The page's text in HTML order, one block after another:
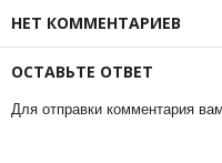
НЕТ КОММЕНТАРИЕВ
ОСТАВЬТЕ ОТВЕТ
Для отправки комментария